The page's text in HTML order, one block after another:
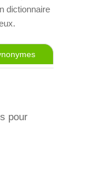
dictionnaire
pour